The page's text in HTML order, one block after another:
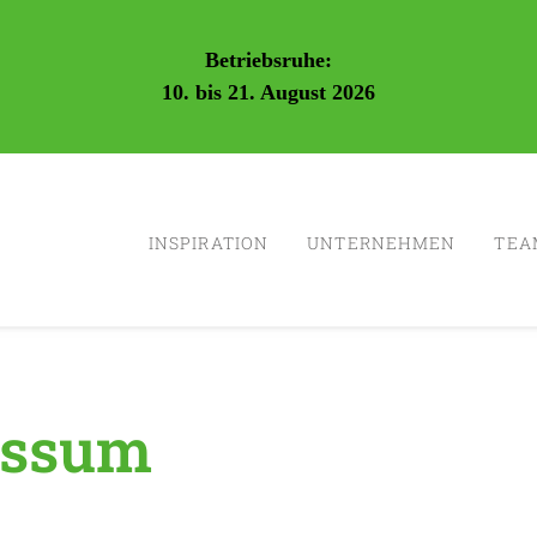
Betriebsruhe:
10. bis 21. August 2026
INSPIRATION UNTERNEHMEN